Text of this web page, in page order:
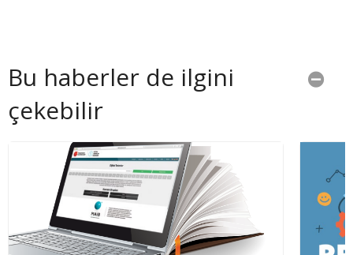
Bu haberler de ilgini
çekebilir